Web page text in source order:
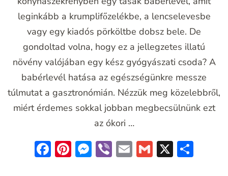
leginkább a krumplifőzelékbe, a lencselevesbe
vagy egy kiadós pörköltbe dobsz bele. De
gondoltad volna, hogy ez a jellegzetes illatú
növény valójában egy kész gyógyászati csoda? A
babérlevél hatása az egészségünkre messze
túlmutat a gasztronómián. Nézzük meg közelebbről,
miért érdemes sokkal jobban megbecsülnünk ezt
az ókori …
Facebook
Pinterest
Messenger
ViberEmailGmail
X